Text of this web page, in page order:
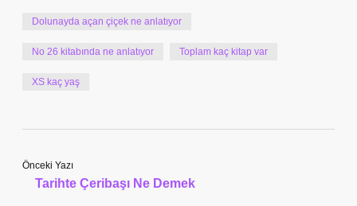
Dolunayda açan çiçek ne anlatıyor
No 26 kitabında ne anlatıyor Toplam kaç kitap var
XS kaç yaş
Önceki Yazı
Tarihte Çeribaşı Ne Demek